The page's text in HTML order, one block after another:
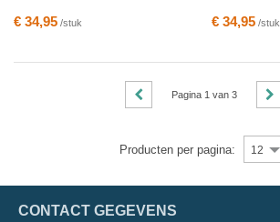
€ 34,95 /stuk € 34,95/stuk
Producten per pagina: 12
Pagina 1 van 3
CONTACT GEGEVENS